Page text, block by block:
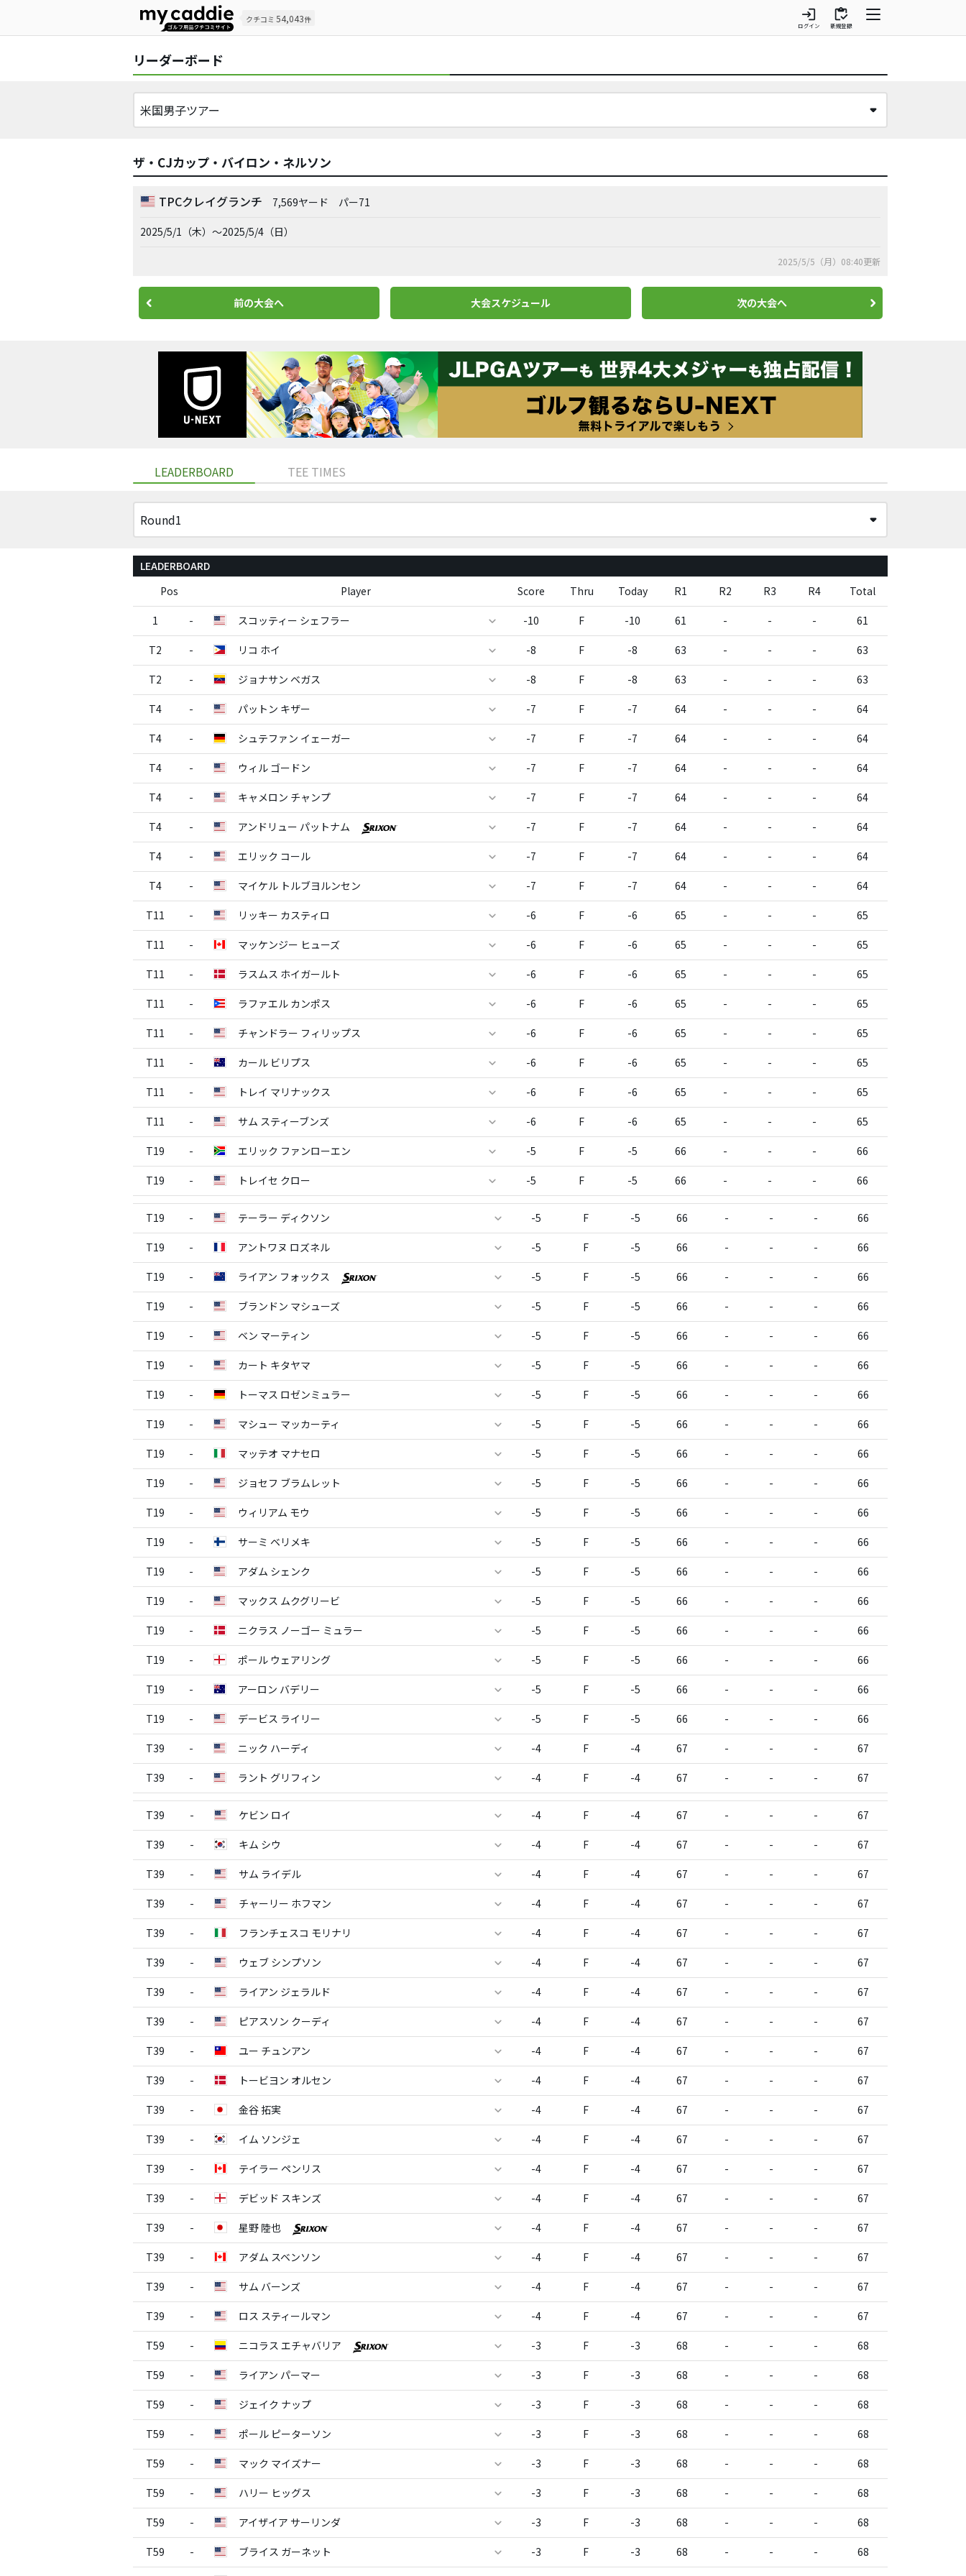
クチコミ 54,043件 login
ログイン
inventory
新規登録
リーダーボード
ザ・CJカップ・バイロン・ネルソン
TPCクレイグランチ 7,569ヤード パー71
2025/5/1（木）～2025/5/4（日）
2025/5/5（月）08:40更新
前の大会へ 大会スケジュール 次の大会へ
LEADERBOARD TEE TIMES
LEADERBOARD
Pos
Player Score Thru Today R1 R2 R3 R4 Total
1 - スコッティー シェフラー -10 F -10 61 - - - 61
T2 - リコ ホイ -8 F -8 63 - - - 63
T2 - ジョナサン ベガス -8 F -8 63 - - - 63
T4 - パットン キザー -7 F -7 64 - - - 64
T4 - シュテファン イェーガー -7 F -7 64 - - - 64
T4 - ウィル ゴードン -7 F -7 64 - - - 64
T4 - キャメロン チャンプ -7 F -7 64 - - - 64
T4 - アンドリュー パットナム -7 F -7 64 - - - 64
T4 - エリック コール -7 F -7 64 - - - 64
T4 - マイケル トルブヨルンセン -7 F -7 64 - - - 64
T11 - リッキー カスティロ -6 F -6 65 - - - 65
T11 - マッケンジー ヒューズ -6 F -6 65 - - - 65
T11 - ラスムス ホイガールト -6 F -6 65 - - - 65
T11 - ラファエル カンポス -6 F -6 65 - - - 65
T11 - チャンドラー フィリップス -6 F -6 65 - - - 65
T11 - カール ビリプス -6 F -6 65 - - - 65
T11 - トレイ マリナックス -6 F -6 65 - - - 65
T11 - サム スティーブンズ -6 F -6 65 - - - 65
T19 - エリック ファンローエン -5 F -5 66 - - - 66
T19 - トレイセ クロー -5 F -5 66 - - - 66
T19 - テーラー ディクソン -5 F -5 66 - - - 66
T19 - アントワヌ ロズネル -5 F -5 66 - - - 66
T19 - ライアン フォックス -5 F -5 66 - - - 66
T19 - ブランドン マシューズ -5 F -5 66 - - - 66
T19 - ベン マーティン -5 F -5 66 - - - 66
T19 - カート キタヤマ -5 F -5 66 - - - 66
T19 - トーマス ロゼンミュラー -5 F -5 66 - - - 66
T19 - マシュー マッカーティ -5 F -5 66 - - - 66
T19 - マッテオ マナセロ -5 F -5 66 - - - 66
T19 - ジョセフ ブラムレット -5 F -5 66 - - - 66
T19 - ウィリアム モウ -5 F -5 66 - - - 66
T19 - サーミ ベリメキ -5 F -5 66 - - - 66
T19 - アダム シェンク -5 F -5 66 - - - 66
T19 - マックス ムクグリービ -5 F -5 66 - - - 66
T19 - ニクラス ノーゴー ミュラー -5 F -5 66 - - - 66
T19 - ポール ウェアリング -5 F -5 66 - - - 66
T19 - アーロン バデリー -5 F -5 66 - - - 66
T19 - デービス ライリー -5 F -5 66 - - - 66
T39 - ニック ハーディ -4 F -4 67 - - - 67
T39 - ラント グリフィン -4 F -4 67 - - - 67
T39 - ケビン ロイ -4 F -4 67 - - - 67
T39 - キム シウ -4 F -4 67 - - - 67
T39 - サム ライデル -4 F -4 67 - - - 67
T39 - チャーリー ホフマン -4 F -4 67 - - - 67
T39 - フランチェスコ モリナリ -4 F -4 67 - - - 67
T39 - ウェブ シンプソン -4 F -4 67 - - - 67
T39 - ライアン ジェラルド -4 F -4 67 - - - 67
T39 - ピアスソン クーディ -4 F -4 67 - - - 67
T39 - ユー チュンアン -4 F -4 67 - - - 67
T39 - トービヨン オルセン -4 F -4 67 - - - 67
T39 - 金谷 拓実 -4 F -4 67 - - - 67
T39 - イム ソンジェ -4 F -4 67 - - - 67
T39 - テイラー ペンリス -4 F -4 67 - - - 67
T39 - デビッド スキンズ -4 F -4 67 - - - 67
T39 - 星野 陸也 -4 F -4 67 - - - 67
T39 - アダム スベンソン -4 F -4 67 - - - 67
T39 - サム バーンズ -4 F -4 67 - - - 67
T39 - ロス スティールマン -4 F -4 67 - - - 67
T59 - ニコラス エチャバリア -3 F -3 68 - - - 68
T59 - ライアン パーマー -3 F -3 68 - - - 68
T59 - ジェイク ナップ -3 F -3 68 - - - 68
T59 - ポール ピーターソン -3 F -3 68 - - - 68
T59 - マック マイズナー -3 F -3 68 - - - 68
T59 - ハリー ヒッグス -3 F -3 68 - - - 68
T59 - アイザイア サーリンダ -3 F -3 68 - - - 68
T59 - ブライス ガーネット -3 F -3 68 - - - 68